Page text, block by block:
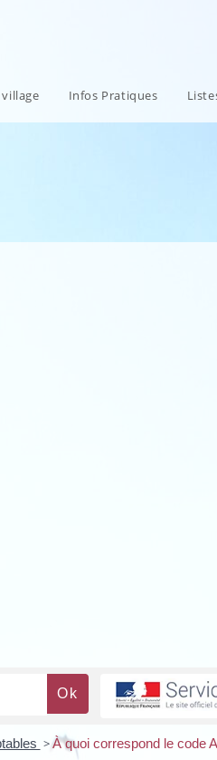
Infos Pratiques
>À quoi correspond le code